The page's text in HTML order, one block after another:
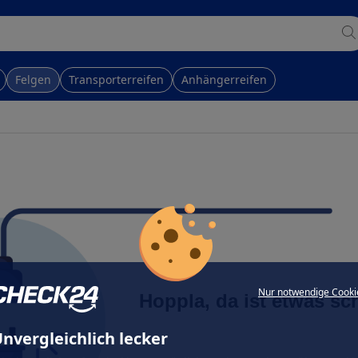
Nur notwendige
lecker
Felgen Transporterreifen Anhängerreifen
Hoppla, da ist etwas